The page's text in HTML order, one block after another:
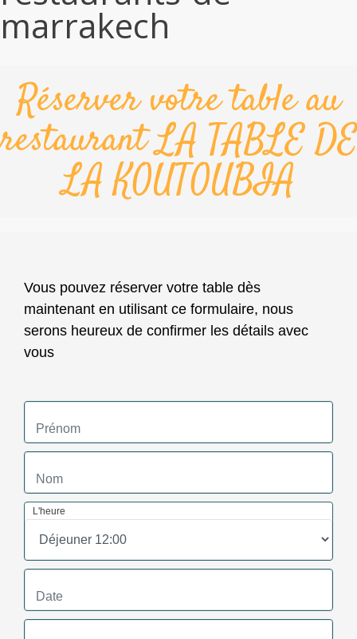
marrakech
Réserver votre table au
restaurant LA TABLE DE
LA KOUTOUBIA
Vous pouvez réserver votre table dès
maintenant en utilisant ce formulaire, nous
serons heureux de confirmer les détails avec
vous
L'heure